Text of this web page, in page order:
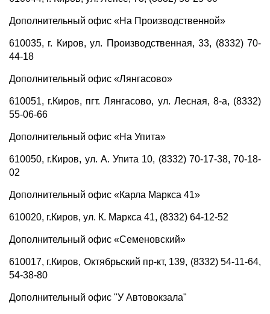
Дополнительный офис «На Производственной»
610035, г. Киров, ул. Производственная, 33, (8332) 70-
44-18
Дополнительный офис «Лянгасово»
610051, г.Киров, пгт. Лянгасово, ул. Лесная, 8-а, (8332)
55-06-66
Дополнительный офис «На Упита»
610050, г.Киров, ул. А. Упита 10, (8332) 70-17-38, 70-18-
02
Дополнительный офис «Карла Маркса 41»
610020, г.Киров, ул. К. Маркса 41, (8332) 64-12-52
Дополнительный офис «Семеновский»
610017, г.Киров, Октябрьский пр-кт, 139, (8332) 54-11-64,
54-38-80
Дополнительный офис "У Автовокзала"